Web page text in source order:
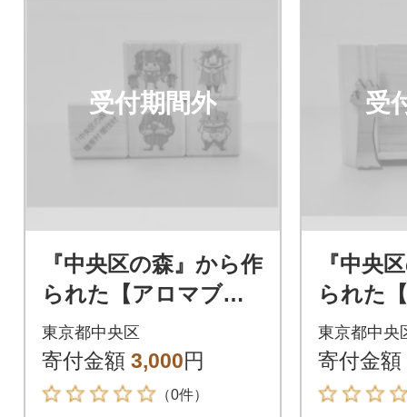
受付期間外
『中央区の森』から作
られた【アロマブロ
ック】
東京都中央区
寄付金額 3,000円
（0件）
受
『中央
られた
東京都中央
寄付金額